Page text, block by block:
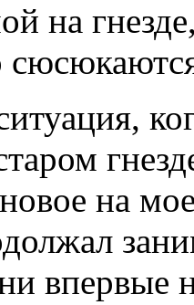
на
на
впервые